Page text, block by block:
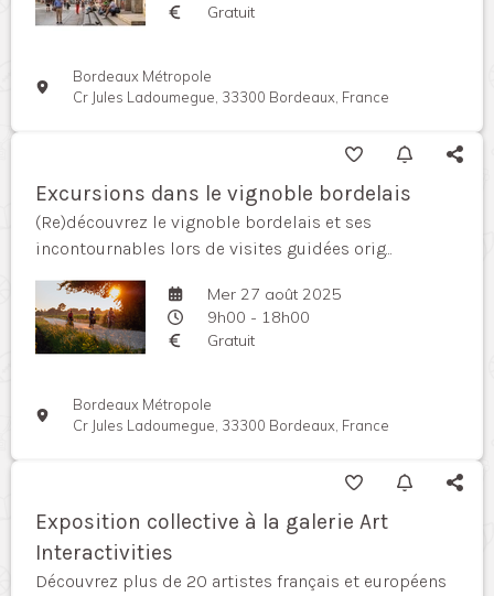
Gratuit
Bordeaux Métropole
Cr Jules Ladoumegue, 33300 Bordeaux, France
Excursions dans le vignoble bordelais
(Re)découvrez le vignoble bordelais et ses
incontournables lors de visites guidées orig...
Mer 27 août 2025
9h00 - 18h00
Gratuit
Bordeaux Métropole
Cr Jules Ladoumegue, 33300 Bordeaux, France
Exposition collective à la galerie Art
Interactivities
Découvrez plus de 20 artistes français et européens